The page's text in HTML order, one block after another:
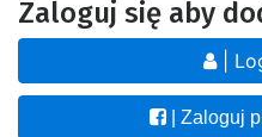
Zaloguj się aby
|
| Zaloguj